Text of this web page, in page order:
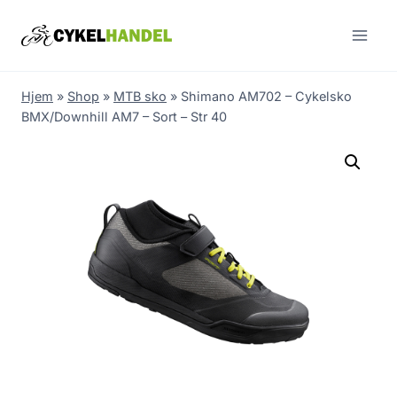
Hjem » Shop » MTB sko » Shimano AM702 – Cykelsko
BMX/Downhill AM7 – Sort – Str 40